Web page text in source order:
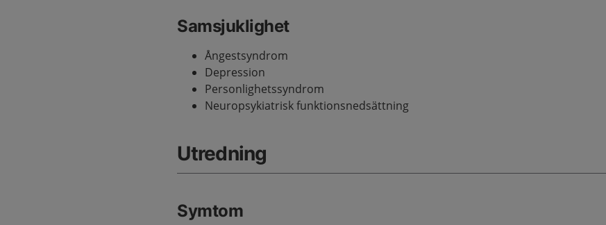
Samsjuklighet
Ångestsyndrom
Depression
Personlighetssyndrom
Neuropsykiatrisk funktionsnedsättning
Utredning
Symtom